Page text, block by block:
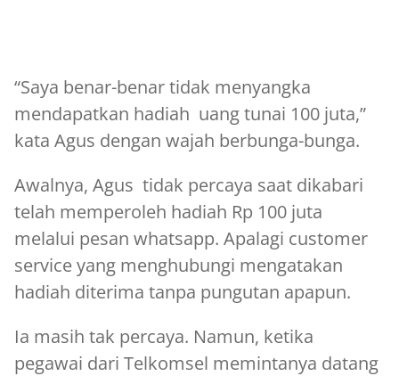
“Saya benar-benar tidak menyangka
mendapatkan hadiah uang tunai 100 juta,”
kata Agus dengan wajah berbunga-bunga.
Awalnya, Agus tidak percaya saat dikabari
telah memperoleh hadiah Rp 100 juta
melalui pesan whatsapp. Apalagi customer
service yang menghubungi mengatakan
hadiah diterima tanpa pungutan apapun.
Ia masih tak percaya. Namun, ketika
pegawai dari Telkomsel memintanya datang